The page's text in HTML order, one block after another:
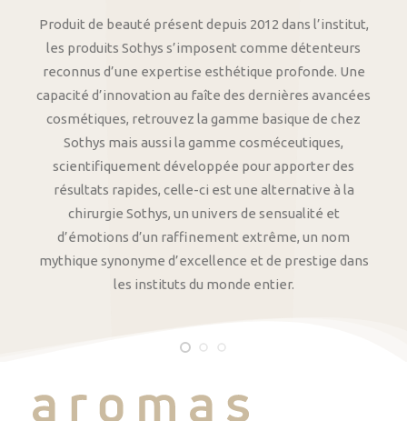
Produit de beauté présent depuis 2012 dans l’institut,
les produits Sothys s’imposent comme détenteurs
reconnus d’une expertise esthétique profonde. Une
capacité d’innovation au faîte des dernières avancées
cosmétiques, retrouvez la gamme basique de chez
Sothys mais aussi la gamme cosméceutiques,
scientifiquement développée pour apporter des
résultats rapides, celle-ci est une alternative à la
chirurgie Sothys, un univers de sensualité et
d’émotions d’un raffinement extrême, un nom
mythique synonyme d’excellence et de prestige dans
les instituts du monde entier.